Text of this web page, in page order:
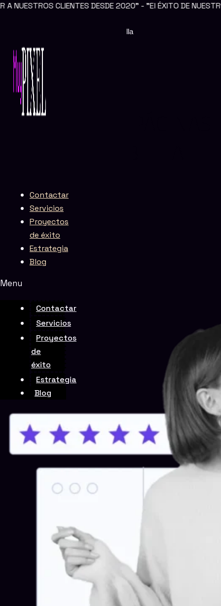
Ir CLIENTES DESDE 2020" - "El ÉXITO DE NUESTROS
Contactar
Servicios
Proyectos
de éxito
Estrategia
Blog
Menu
Contactar
Servicios
Proyectos
de
éxito
Estrategia
Blog
Creación de páginas web en Marbella
CREACIÓN DE PÁGINAS